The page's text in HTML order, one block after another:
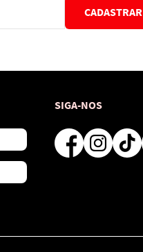
CADASTRAR
SIGA-NOS